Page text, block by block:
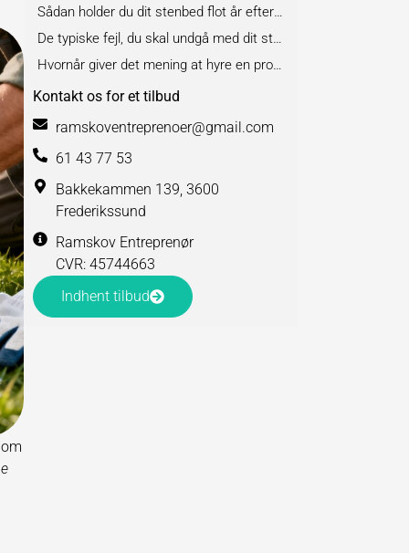
Sådan holder du dit stenbed flot år efter år
De typiske fejl, du skal undgå med dit stenbed
Hvornår giver det mening at hyre en professionel?
Kontakt os for et tilbud
ramskoventreprenoer@gmail.com
61 43 77 53
Bakkekammen 139, 3600
Frederikssund
Ramskov Entreprenør
CVR: 45744663
Indhent tilbud